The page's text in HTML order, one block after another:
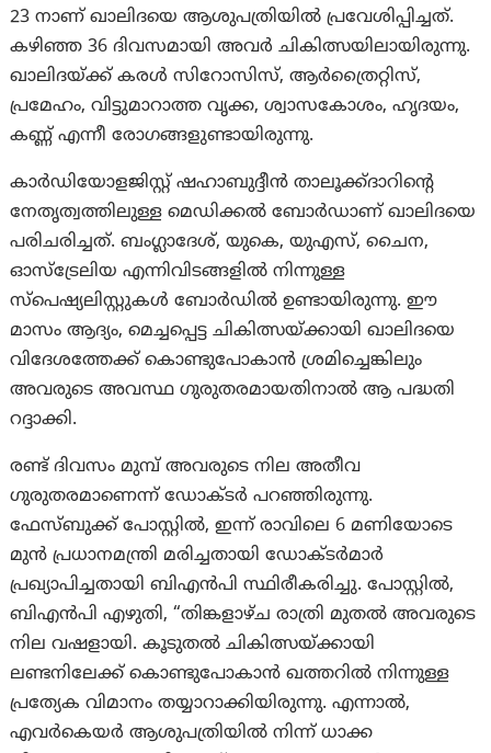
23 നാണ് ഖാലിദയെ ആശുപത്രിയില്‍ പ്രവേശിപ്പിച്ചത്.
കഴിഞ്ഞ 36 ദിവസമായി അവർ ചികിത്സയിലായിരുന്നു.
ഖാലിദയ്ക്ക് കരൾ സിറോസിസ്, ആർത്രൈറ്റിസ്,
പ്രമേഹം, വിട്ടുമാറാത്ത വൃക്ക, ശ്വാസകോശം, ഹൃദയം,
കണ്ണ് എന്നീ രോഗങ്ങളുണ്ടായിരുന്നു.
കാർഡിയോളജിസ്റ്റ് ഷഹാബുദ്ദീൻ താലൂക്ക്ദാറിന്റെ
നേതൃത്വത്തിലുള്ള മെഡിക്കൽ ബോർഡാണ് ഖാലിദയെ
പരിചരിച്ചത്. ബംഗ്ലാദേശ്, യുകെ, യുഎസ്, ചൈന,
ഓസ്‌ട്രേലിയ എന്നിവിടങ്ങളിൽ നിന്നുള്ള
സ്പെഷ്യലിസ്റ്റുകൾ ബോർഡിൽ ഉണ്ടായിരുന്നു. ഈ
മാസം ആദ്യം, മെച്ചപ്പെട്ട ചികിത്സയ്ക്കായി ഖാലിദയെ
വിദേശത്തേക്ക് കൊണ്ടുപോകാൻ ശ്രമിച്ചെങ്കിലും
അവരുടെ അവസ്ഥ ഗുരുതരമായതിനാൽ ആ പദ്ധതി
റദ്ദാക്കി.
രണ്ട് ദിവസം മുമ്പ് അവരുടെ നില അതീവ
ഗുരുതരമാണെന്ന് ഡോക്ടർ പറഞ്ഞിരുന്നു.
ഫേസ്ബുക്ക് പോസ്റ്റിൽ, ഇന്ന് രാവിലെ 6 മണിയോടെ
മുൻ പ്രധാനമന്ത്രി മരിച്ചതായി ഡോക്ടർമാർ
പ്രഖ്യാപിച്ചതായി ബിഎൻപി സ്ഥിരീകരിച്ചു. പോസ്റ്റിൽ,
ബിഎൻപി എഴുതി, “തിങ്കളാഴ്ച രാത്രി മുതൽ അവരുടെ
നില വഷളായി. കൂടുതൽ ചികിത്സയ്ക്കായി
ലണ്ടനിലേക്ക് കൊണ്ടുപോകാൻ ഖത്തറിൽ നിന്നുള്ള
പ്രത്യേക വിമാനം തയ്യാറാക്കിയിരുന്നു. എന്നാൽ,
എവർകെയർ ആശുപത്രിയിൽ നിന്ന് ധാക്ക